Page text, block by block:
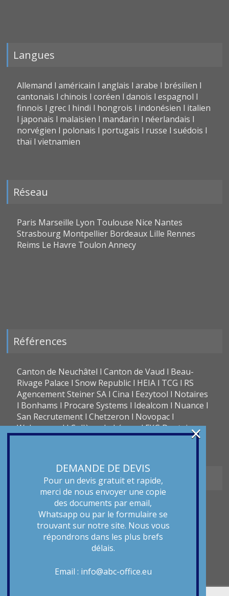
Langues
Allemand l américain l anglais l arabe l brésilien l
cantonais l chinois l coréen l danois l espagnol l
finnois l grec l hindi l hongrois l indonésien l italien
l japonais l malaisien l mandarin l néerlandais l
norvégien l polonais l portugais l russe l suédois l
thaï l vietnamien
Réseau
Paris Marseille Lyon Toulouse Nice Nantes
Strasbourg Montpellier Bordeaux Lille Rennes
Reims Le Havre Toulon Annecy
Références
Canton de Neuchâtel l Canton de Vaud l Beau-
Rivage Palace l Snow Republic l HEIA l TCG l RS
Agencement Steiner SA l Cina l Eezytool l Notaires
l Bonhams l Procare Systems l Idealcom l Nuance l
San Recrutement l Chetzeron l Novopac l
Webromand l Collège du Léman l FKG Dentaire
Types de traduction
Traduction officielle l traduction certifiée l
traduction technique l traduction scientifique l
traduction financière l traduction légale l
traduction judiciaire l traduction juridique l
traduction assermentée l traduction littéraire l
DEMANDE DE DEVIS
Pour un devis gratuit et rapide,
merci de nous envoyer une copie
des documents par email,
Whatsapp ou par le formulaire se
trouvant sur notre site. Nous vous
répondrons dans les plus brefs
délais.
Email : info@abc-office.eu
×